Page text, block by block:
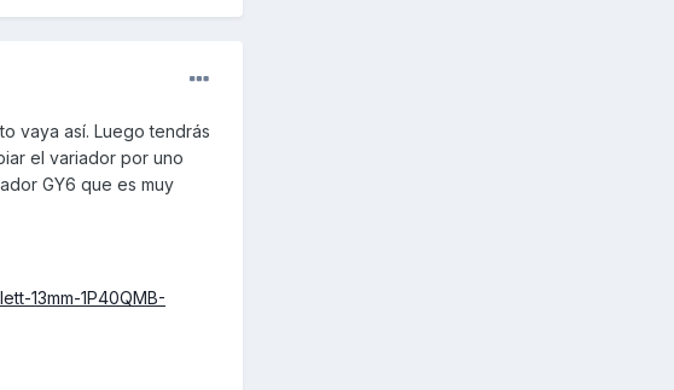
vaya así. Luego tendrás
el variador por uno
GY6 que es muy
13mm-1P40QMB-